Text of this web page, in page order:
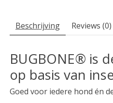
Beschrijving Reviews (0)
BUGBONE® is
op basis van
Goed voor iedere hond én